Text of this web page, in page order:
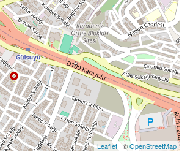
Leaflet | ©OpenStreetMap